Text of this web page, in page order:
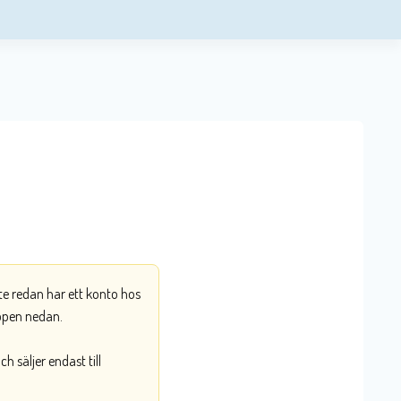
redan har ett konto hos
nedan.
säljer endast till